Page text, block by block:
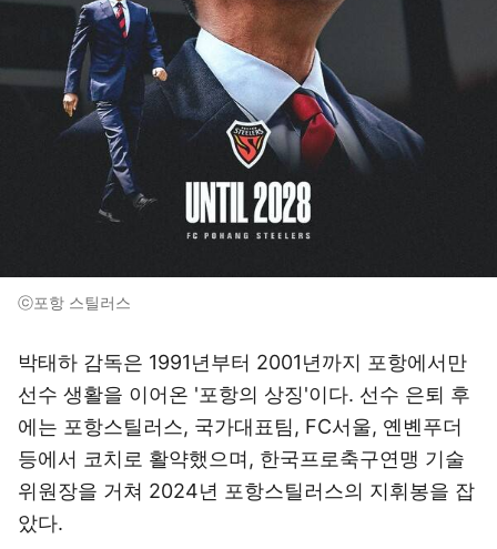
ⓒ포항 스틸러스
박태하 감독은 1991년부터 2001년까지 포항에서만
선수 생활을 이어온 '포항의 상징'이다. 선수 은퇴 후
에는 포항스틸러스, 국가대표팀, FC서울, 옌볜푸더
등에서 코치로 활약했으며, 한국프로축구연맹 기술
위원장을 거쳐 2024년 포항스틸러스의 지휘봉을 잡
았다.